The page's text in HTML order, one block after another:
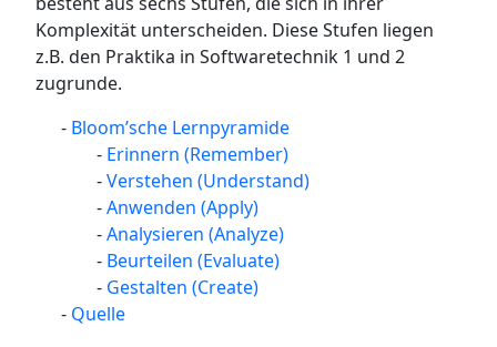
Komplexität unterscheiden. Diese Stufen liegen
z.B. den Praktika in Softwaretechnik 1 und 2
zugrunde.
Bloom’sche Lernpyramide
Erinnern (Remember)
Verstehen (Understand)
Anwenden (Apply)
Analysieren (Analyze)
Beurteilen (Evaluate)
Gestalten (Create)
Quelle